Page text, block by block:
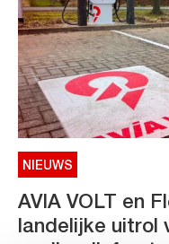
NIEUWS
AVIA VOLT en
landelijke uitrol